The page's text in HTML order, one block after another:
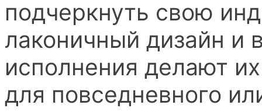
подчеркнуть свою
лаконичный дизайн и
исполнения делают
для повседневного